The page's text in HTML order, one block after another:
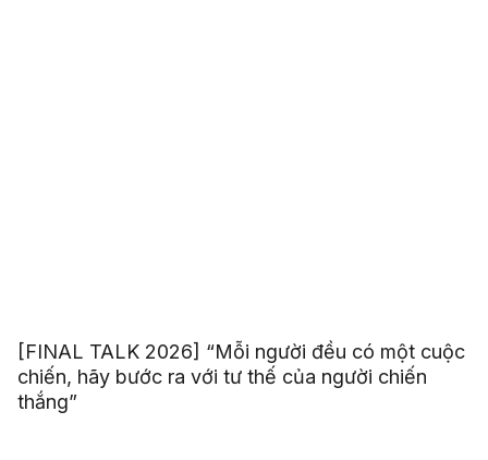
[FINAL TALK 2026] “Mỗi người đều có một cuộc
chiến, hãy bước ra với tư thế của người chiến
thắng”